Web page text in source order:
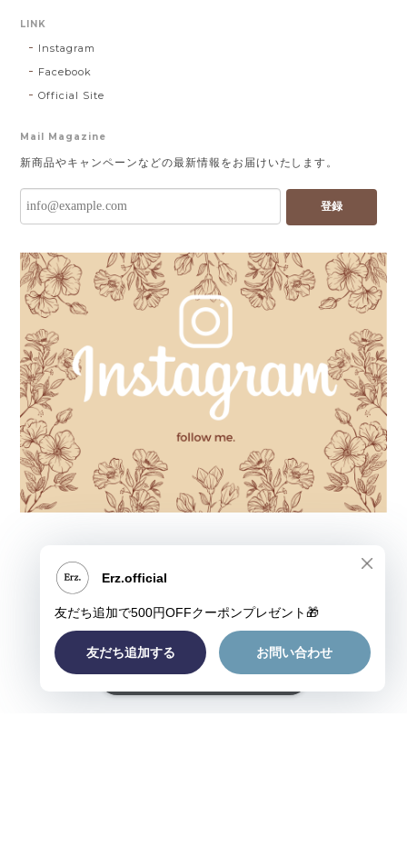
LINK
Instagram
Facebook
Official Site
Mail Magazine
新商品やキャンペーンなどの最新情報をお届けいたします。
登録
ショップに質問する